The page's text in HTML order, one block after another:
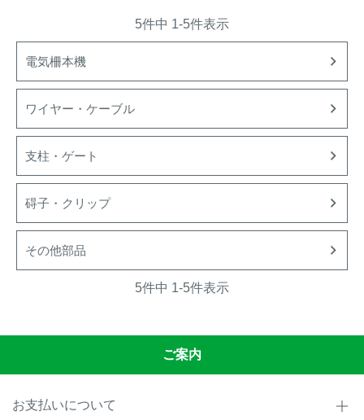
5件中 1-5件表示
電気柵本機
ワイヤー・ケーブル
支柱・ゲート
碍子・クリップ
その他部品
5件中 1-5件表示
ご案内
お支払いについて
タヌキ対策
アナグマ対策
ブラックバス・
ブルーギル対策